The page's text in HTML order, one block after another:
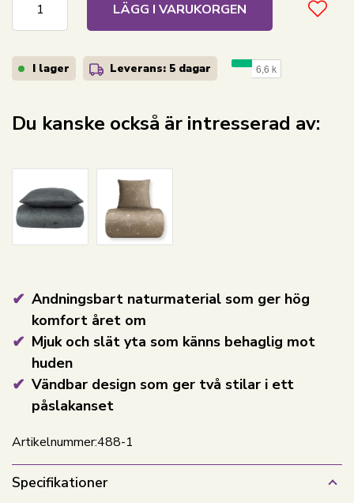
Andningsbart naturmaterial som ger hög
komfort året om
Mjuk och slät yta som känns behaglig mot
huden
Vändbar design som ger två stilar i ett
påslakanset
LÄGG I VARUKORGEN
I lager Leverans: 5 dagar
Artikelnummer:488-1
Du kanske också är intresserad av:
Specifikationer